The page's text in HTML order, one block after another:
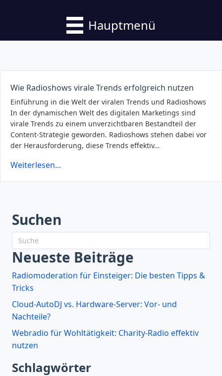
Hauptmenü
Wie Radioshows virale Trends erfolgreich nutzen
Einführung in die Welt der viralen Trends und Radioshows
In der dynamischen Welt des digitalen Marketings sind
virale Trends zu einem unverzichtbaren Bestandteil der
Content-Strategie geworden. Radioshows stehen dabei vor
der Herausforderung, diese Trends effektiv…
Weiterlesen...
Suchen
Neueste Beiträge
Radiomoderation für Einsteiger: Die besten Tipps &
Tricks
Cloud-AutoDJ vs. Hardware-Server: Vor- und
Nachteile?
Webradio für Wohltätigkeit: Charity-Radio effektiv
nutzen
Schlagwörter